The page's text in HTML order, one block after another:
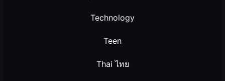
Technology
Teen
Thai ไทย